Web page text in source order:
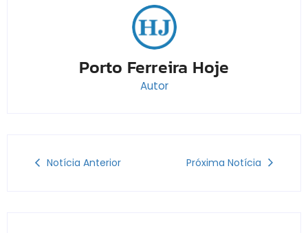
Porto Ferreira Hoje
Autor
Notícia Anterior Próxima Notícia